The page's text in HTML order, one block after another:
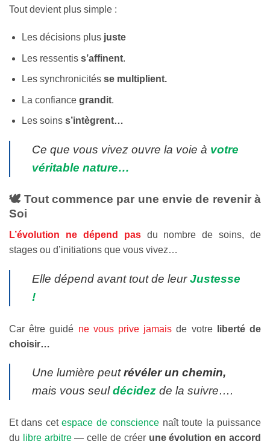
Tout devient plus simple :
Les décisions plus juste
Les ressentis s’affinent.
Les synchronicités se multiplient.
La confiance grandit.
Les soinss’intègrent…
Ce que vous vivez ouvre la voie à votre
véritable nature…
🕊️ Tout commence par une envie de revenir à
Soi
L’évolution ne dépend pasdu nombre de soins, de
stages ou d’initiations que vous vivez…
Elle dépend avant tout de leurJustesse
!
Car être guidé ne vous prive jamais de votreliberté de
choisir…
Une lumière peutrévéler un chemin,
mais vous seuldécidez de la suivre….
Et dans cetespace de conscience naît toute la puissance
du
libre arbitre— celle de créer une évolution en accord